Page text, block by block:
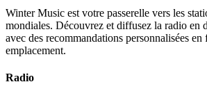
Winter Music est votre passerelle vers les
mondiales. Découvrez et diffusez la radio en
avec des recommandations personnalisées
emplacement.
Radio